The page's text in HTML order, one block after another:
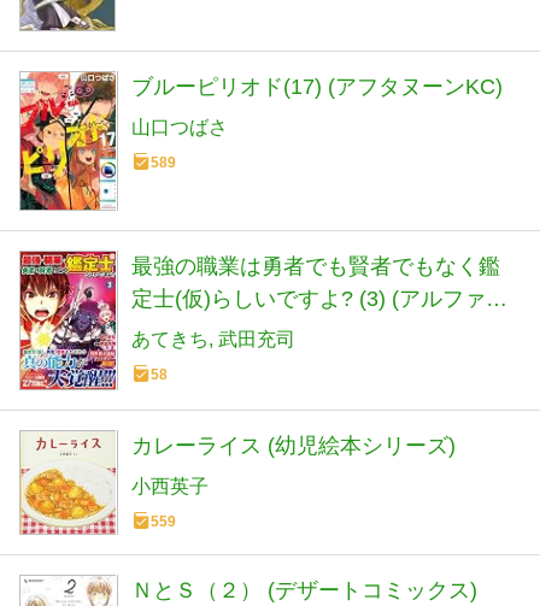
ブルーピリオド(17) (アフタヌーンKC)
山口つばさ
589
最強の職業は勇者でも賢者でもなく鑑
定士(仮)らしいですよ? (3) (アルファポ
リスCOMICS)
あてきち 武田充司
58
カレーライス (幼児絵本シリーズ)
小西英子
559
ＮとＳ（２） (デザートコミックス)